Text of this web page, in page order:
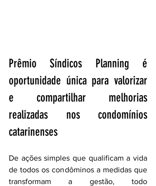
Prêmio Síndicos Planning é
oportunidade única para valorizar
e compartilhar melhorias
realizadas nos condomínios
catarinenses
De ações simples que qualificam a vida
de todos os condôminos a medidas que
transformam a gestão, todo